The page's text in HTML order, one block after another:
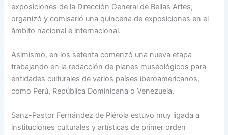
exposiciones de la Dirección General de Bellas Artes;
organizó y comisarió una quincena de exposiciones en el
ámbito nacional e internacional.
Asimismo, en los setenta comenzó una nueva etapa
trabajando en la redacción de planes museológicos para
entidades culturales de varios países iberoamericanos,
como Perú, República Dominicana o Venezuela.
Sanz-Pastor Fernández de Piérola estuvo muy ligada a
instituciones culturales y artísticas de primer orden